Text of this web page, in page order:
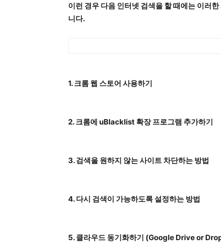
이런 경우 다음 인터넷 검색을 할 때에는 이러
니다.
1. 크롬 웹 스토어 사용하기
2. 크롬에 uBlacklist 확장 프로그램 추가하기
3. 검색을 원하지 않는 사이트 차단하는 방법
4. 다시 검색이 가능하도록 설정하는 방법
5. 클라우드 동기화하기 (Google Drive or